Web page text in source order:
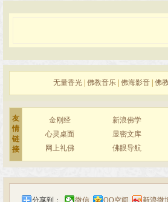
无量香光 佛教音乐 佛海影音 佛
友
情
链
接
金刚经 新浪佛学
心灵桌面
显密文库
网上礼佛
佛眼导航
分享到： 微信 QQ空间 新浪微